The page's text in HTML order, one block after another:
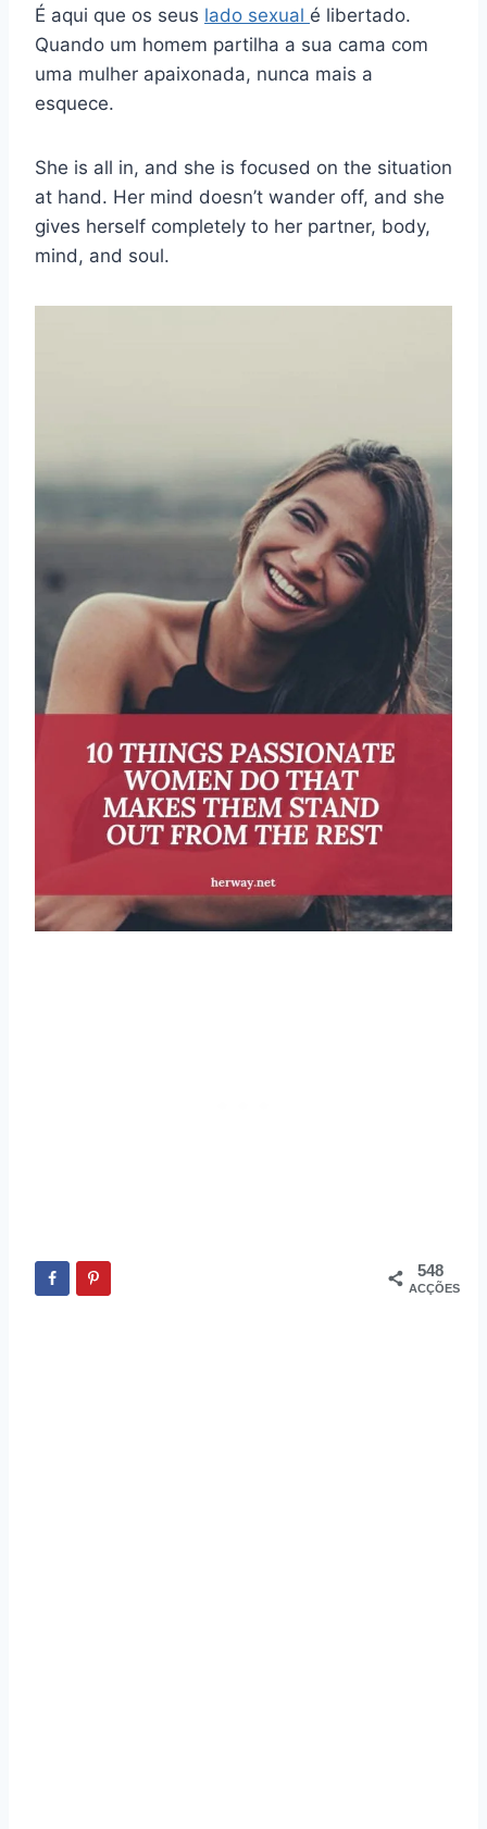
É aqui que os seus lado sexual é libertado.
Quando um homem partilha a sua cama com
uma mulher apaixonada, nunca mais a
esquece.
She is all in, and she is focused on the situation
at hand. Her mind doesn’t wander off, and she
gives herself completely to her partner, body,
mind, and soul.
548
ACÇÕES